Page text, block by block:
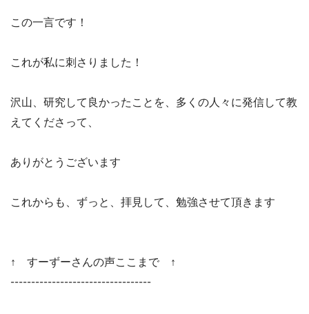
この一言です！
これが私に刺さりました！
沢山、研究して良かったことを、多くの人々に発信して教
えてくださって、
ありがとうございます
これからも、ずっと、拝見して、勉強させて頂きます
↑ すーずーさんの声ここまで ↑
----------------------------------